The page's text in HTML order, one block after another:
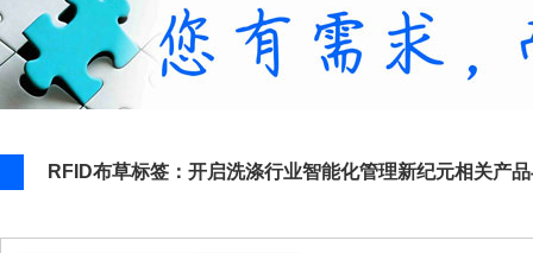
RFID布草标签：开启洗涤行业智能化管理新纪元相关产